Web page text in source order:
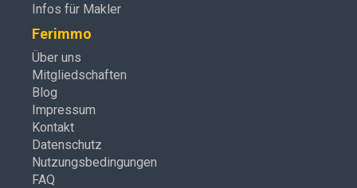
Infos für Makler
Ferimmo
Über uns
Mitgliedschaften
Blog
Impressum
Kontakt
Datenschutz
Nutzungsbedingungen
FAQ